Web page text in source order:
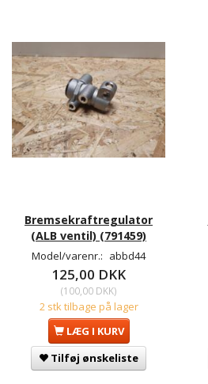
Bremsekraftregulator
(ALB ventil) (791459)
Model/varenr.: abbd44
125,00 DKK
(100,00 DKK)
2 stk tilbage på lager
LÆG I KURV
Tilføj ønskeliste